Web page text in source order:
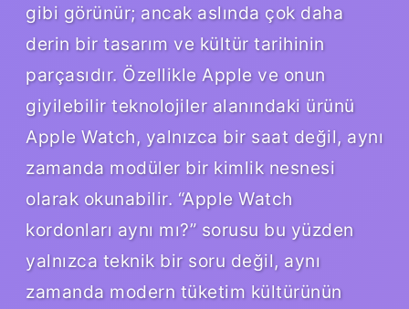
gibi görünür; ancak aslında çok daha
derin bir tasarım ve kültür tarihinin
parçasıdır. Özellikle Apple ve onun
giyilebilir teknolojiler alanındaki ürünü
Apple Watch, yalnızca bir saat değil, aynı
zamanda modüler bir kimlik nesnesi
olarak okunabilir. “Apple Watch
kordonları aynı mı?” sorusu bu yüzden
yalnızca teknik bir soru değil, aynı
zamanda modern tüketim kültürünün